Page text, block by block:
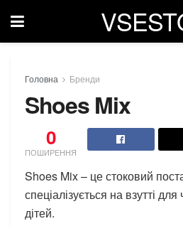
Головна Бренди
Shoes Mix
0
ПОШИРЕННЯ
Shoes Mix – це стоковий
спеціалізується на взутті для
дітей.